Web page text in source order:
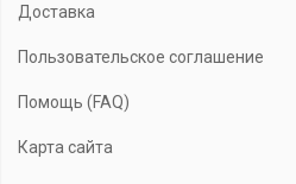
Доставка
Пользовательское соглашение
Помощь (FAQ)
Карта сайта